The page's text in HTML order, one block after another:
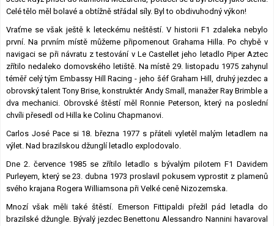
Celé tělo měl bolavé a obtížně střádal síly. Byl to obdivuhodný výkon!
Vraťme se však ještě k leteckému neštěstí. V historii F1 zdaleka nebylo
první. Na prvním místě můžeme připomenout Grahama Hilla. Po chybě v
navigaci se při návratu z testování v Le Castellet jeho letadlo Piper Aztec
zřítilo nedaleko domovského letiště. Na místě 29. listopadu 1975 zahynul
téměř celý tým Embassy Hill Racing - jeho šéf Graham Hill, druhý jezdec a
obrovský talent Tony Brise, konstruktér Andy Small, manažer Ray Brimble a
dva mechanici. Obrovské štěstí měl Ronnie Peterson, který na poslední
chvíli přesedl od Hilla ke Colinu Chapmanovi.
Carlos José Pace si 18. března 1977 s přáteli vyletěl malým letadlem na
výlet. Nad brazilskou džunglí letadlo explodovalo.
Dne 2. července 1985 se zřítilo letadlo s bývalým pilotem F1 Davidem
Purleyem, který se 23. dubna 1973 proslavil pokusem vyprostit z plamenů
svého krajana Rogera Williamsona při Velké ceně Nizozemska.
Mnozí však měli také štěstí. Emerson Fittipaldi přežil pád letadla do
brazilské džungle. Bývalý jezdec Benettonu Alessandro Nannini havaroval